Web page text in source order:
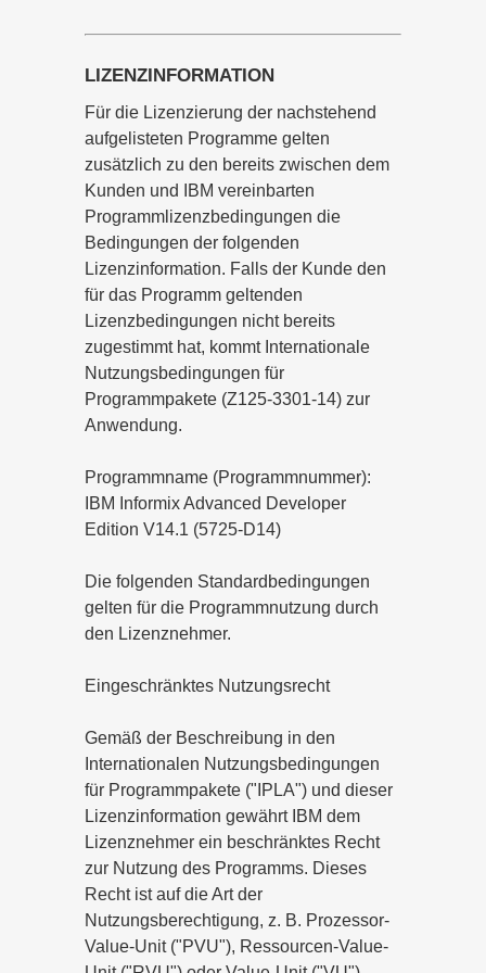
LIZENZINFORMATION
Für die Lizenzierung der nachstehend
aufgelisteten Programme gelten
zusätzlich zu den bereits zwischen dem
Kunden und IBM vereinbarten
Programmlizenzbedingungen die
Bedingungen der folgenden
Lizenzinformation. Falls der Kunde den
für das Programm geltenden
Lizenzbedingungen nicht bereits
zugestimmt hat, kommt Internationale
Nutzungsbedingungen für
Programmpakete (Z125-3301-14) zur
Anwendung.
Programmname (Programmnummer):
IBM Informix Advanced Developer
Edition V14.1 (5725-D14)
Die folgenden Standardbedingungen
gelten für die Programmnutzung durch
den Lizenznehmer.
Eingeschränktes Nutzungsrecht
Gemäß der Beschreibung in den
Internationalen Nutzungsbedingungen
für Programmpakete ("IPLA") und dieser
Lizenzinformation gewährt IBM dem
Lizenznehmer ein beschränktes Recht
zur Nutzung des Programms. Dieses
Recht ist auf die Art der
Nutzungsberechtigung, z. B. Prozessor-
Value-Unit ("PVU"), Ressourcen-Value-